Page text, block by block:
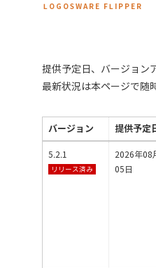
LOGOSWARE FLIPPER
提供予定日、バージョン
最新状況は本ページで随
バージョン 提供予定
5.2.1
リリース済み
2026年08
05日